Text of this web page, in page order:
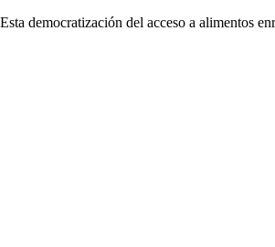
Esta democratización del acceso a alimentos